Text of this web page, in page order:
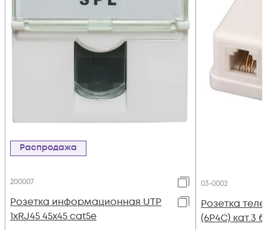
Распродажа
200007
Розетка информационная UTP
1хRJ45 45х45 cat5е
03-0002
Розетка
(6P4C) кат.3